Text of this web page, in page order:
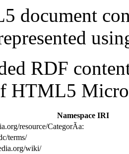
document
RDF
HTML5
Namespace IRI
resource/CategorÃ­a:
terms/
wiki/